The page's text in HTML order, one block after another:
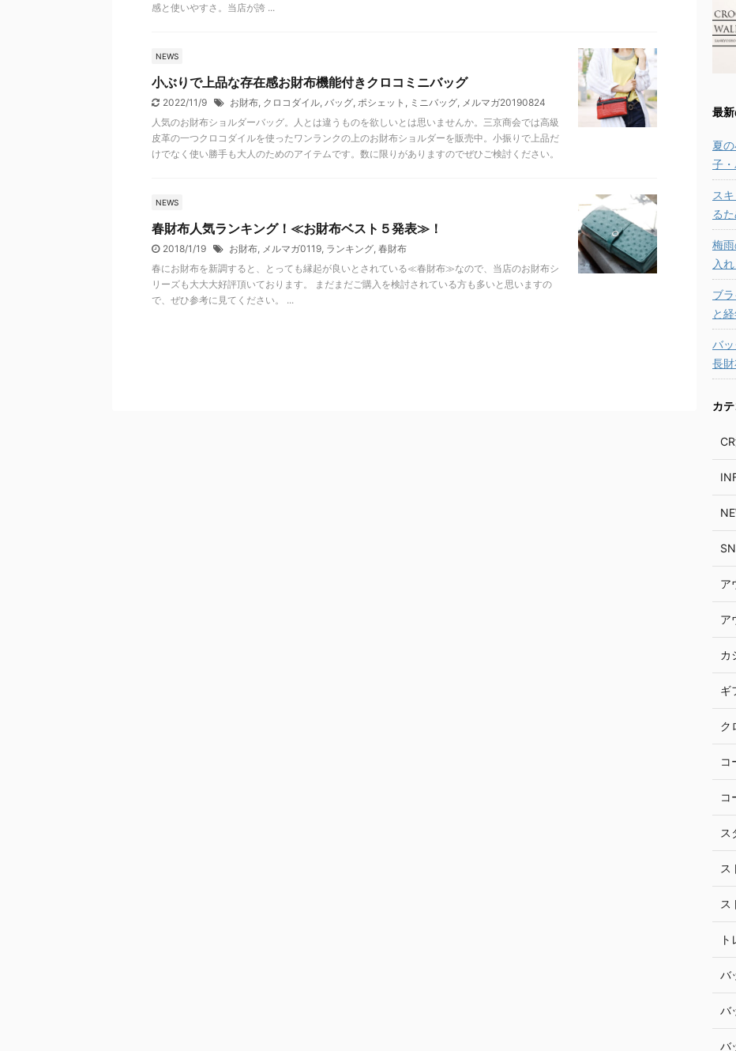
感と使いやすさ。当店が誇 ...
NEWS
小ぶりで上品な存在感お財布機能付きクロコミニバッグ
2022/11/9 お財布, クロコダイル, バッグ, ポシェット , ミニバッグ, メルマガ20190824
人気のお財布ショルダーバッグ。人とは違うものを欲しいとは思いませんか。三京商会では高級
皮革の一つクロコダイルを使ったワンランクの上のお財布ショルダーを販売中。小振りで上品だ
けでなく使い勝手も大人のためのアイテムです。数に限りがありますのでぜひご検討ください。
NEWS
春財布人気ランキング！≪お財布ベスト５発表≫！
2018/1/19 お財布, メルマガ0119, ランキング, 春財布
春にお財布を新調すると、とっても縁起が良いとされている≪春財布≫なので、当店のお財布シ
リーズも大大大好評頂いております。 まだまだご購入を検討されている方も多いと思いますの
で、ぜひ参考に見てください。 ...
最
夏
子
ス
る
梅
入
ブ
と
バ
長
カ
ア
ア
カ
ギ
ク
コ
コ
ス
ス
ス
バ
バ
バ